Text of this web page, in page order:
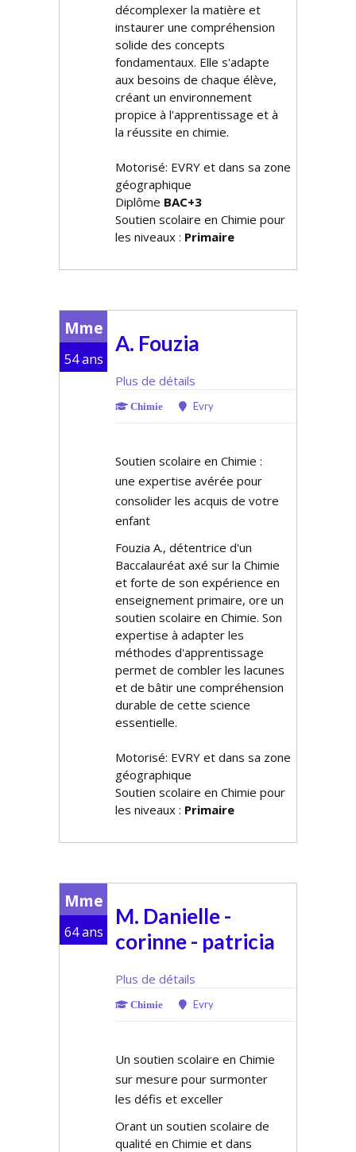
décomplexer la matière et
instaurer une compréhension
solide des concepts
fondamentaux. Elle s'adapte
aux besoins de chaque élève,
créant un environnement
propice à l'apprentissage et à
la réussite en chimie.
Motorisé: EVRY et dans sa zone
géographique
Diplôme BAC+3
Soutien scolaire en Chimie pour
les niveaux : Primaire
Mme
54 ans
A. Fouzia
Plus de détails
Chimie Evry
Soutien scolaire en Chimie :
une expertise avérée pour
consolider les acquis de votre
enfant
Fouzia A., détentrice d'un
Baccalauréat axé sur la Chimie
et forte de son expérience en
enseignement primaire, offre un
soutien scolaire en Chimie. Son
expertise à adapter les
méthodes d'apprentissage
permet de combler les lacunes
et de bâtir une compréhension
durable de cette science
essentielle.
Motorisé: EVRY et dans sa zone
géographique
Soutien scolaire en Chimie pour
les niveaux : Primaire
Mme
64 ans
M. Danielle -
corinne - patricia
Plus de détails
Chimie Evry
Un soutien scolaire en Chimie
sur mesure pour surmonter
les défis et exceller
Offrant un soutien scolaire de
qualité en Chimie et dans